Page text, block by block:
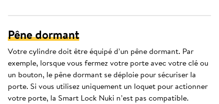
Pêne dormant
Votre cylindre doit être équipé d’un pêne dormant. Par
exemple, lorsque vous fermez votre porte avec votre clé ou
un bouton, le pêne dormant se déploie pour sécuriser la
porte. Si vous utilisez uniquement un loquet pour actionner
votre porte, la Smart Lock Nuki n’est pas compatible.